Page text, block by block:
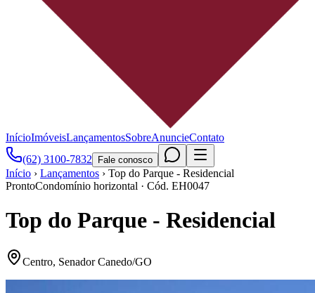
InícioImóveisLançamentosSobreAnuncieContato
(62) 3100-7832
Fale conosco
Início › Lançamentos › Top do Parque - Residencial
ProntoCondomínio horizontal · Cód. EH0047
Top do Parque - Residencial
Centro, Senador Canedo/GO